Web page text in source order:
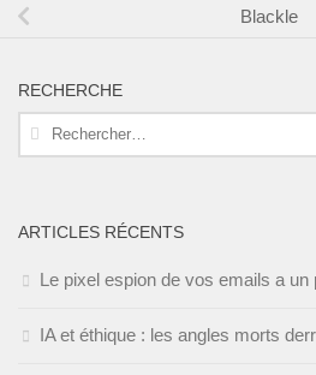
Blackle
RECHERCHE
Rechercher :
ARTICLES RÉCENTS
Le pixel espion de vos emails a un
IA et éthique : les angles morts